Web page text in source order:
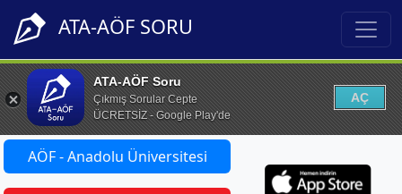
ATA-AÖF SORU
ATA-AÖF Soru
Çıkmış Sorular Cepte
ÜCRETSİZ - Google Play'de
AÇ
AÖF - Anadolu Üniversitesi